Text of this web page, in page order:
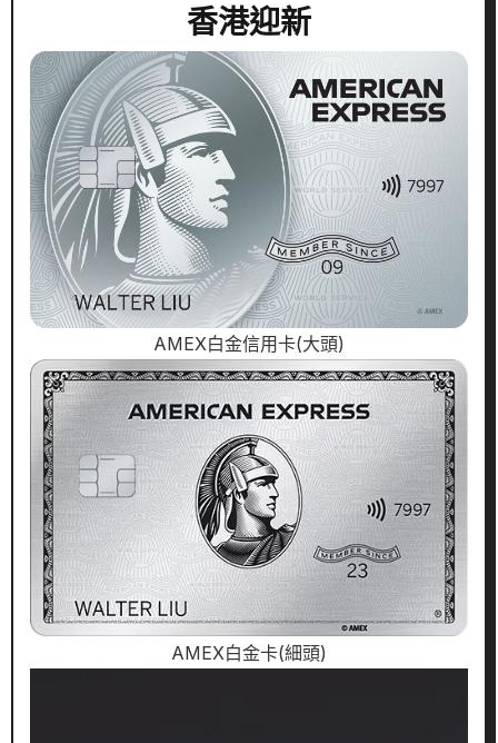
香港迎新
AMEX白金信用卡(大頭)
AMEX白金卡(細頭)